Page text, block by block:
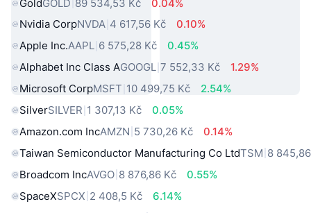
GoldGOLD 89 534,53 Kč
0.04%
Nvidia CorpNVDA 4 617,56 Kč
0.10%
Apple Inc.AAPL 6 575,28 Kč
0.45%
Alphabet Inc Class AGOOGL 7 552,33 Kč
1.29%
Microsoft CorpMSFT 10 499,75 Kč
2.54%
SilverSILVER 1 307,13 Kč
0.05%
Amazon.com IncAMZN 5 730,26 Kč
0.14%
Taiwan Semiconductor Manufacturing Co LtdTSM 8
Broadcom IncAVGO 8 876,86 Kč
0.55%
SpaceXSPCX 2 408,5 Kč
6.14%